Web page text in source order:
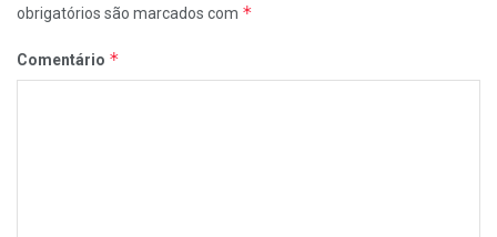
obrigatórios são marcados com *
Comentário *